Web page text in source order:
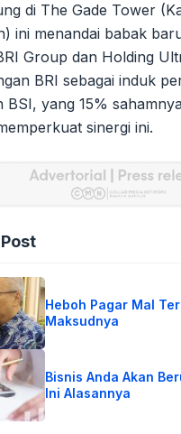
di The Gade Tower
ini menandai babak
Group dan Holding
BRI sebagai induk
BSI, yang 15%
sinergi ini.
Heboh Pagar Mal
Maksudnya
Bisnis Anda Akan
Ini Alasannya